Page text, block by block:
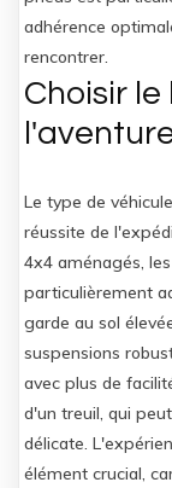
adhérence
rencontrer.
Choisir
Le type de
réussite de
4x4 aménagés,
particulièrement
garde au sol
suspensions
avec plus de
d'un treuil, qui
délicate.
élément crucial,